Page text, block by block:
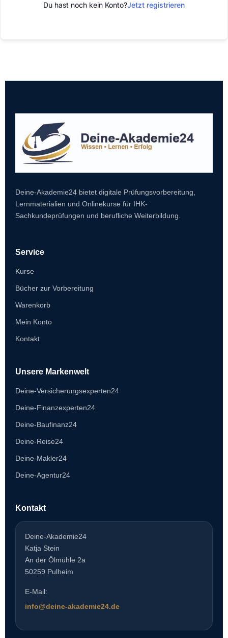
Du hast noch kein Konto?Jetzt registrieren
Deine-Akademie24 bietet digitale Prüfungsvorbereitung,
Lernmaterialien und Onlinekurse für IHK-
Sachkundeprüfungen und berufliche Weiterbildung.
Service
Kurse
Bücher zur Vorbereitung
Warenkorb
Mein Konto
Kontakt
Unsere Markenwelt
Deine-Versicherungsexperten24
Deine-Finanzexperten24
Deine-Baufinanz24
Deine-Reise24
Deine-Makler24
Deine-Agentur24
Kontakt
Deine-Akademie24
Katja Stein
An der Ölmühle 2a
50259 Pulheim
E-Mail:
info@deine-akademie24.de